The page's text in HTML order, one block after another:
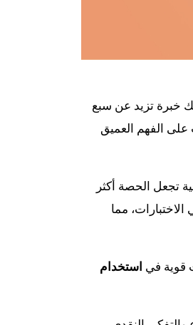
عامًا، يمتلك خبرة تزيد عن سبع
على الفهم العميق
تجعل الحصة أكثر
مما
قوية في استخدام